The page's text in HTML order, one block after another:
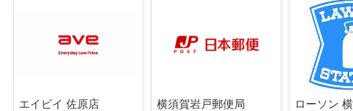
エイビイ 佐原店
横須賀岩戸郵便局